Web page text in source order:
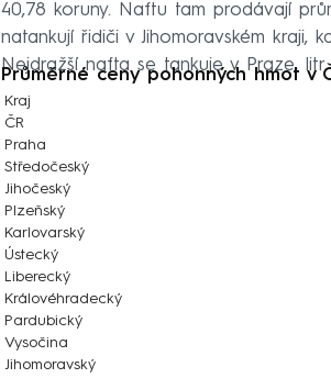
40,78 koruny. Naftu tam prodávají
natankují řidiči v Jihomoravském kraji,
Nejdražší nafta se tankuje v Praze,
Průměrné ceny pohonných hmot v
Kraj
ČR
Praha
Středočeský
Jihočeský
Plzeňský
Karlovarský
Ústecký
Liberecký
Královéhradecký
Pardubický
Vysočina
Jihomoravský